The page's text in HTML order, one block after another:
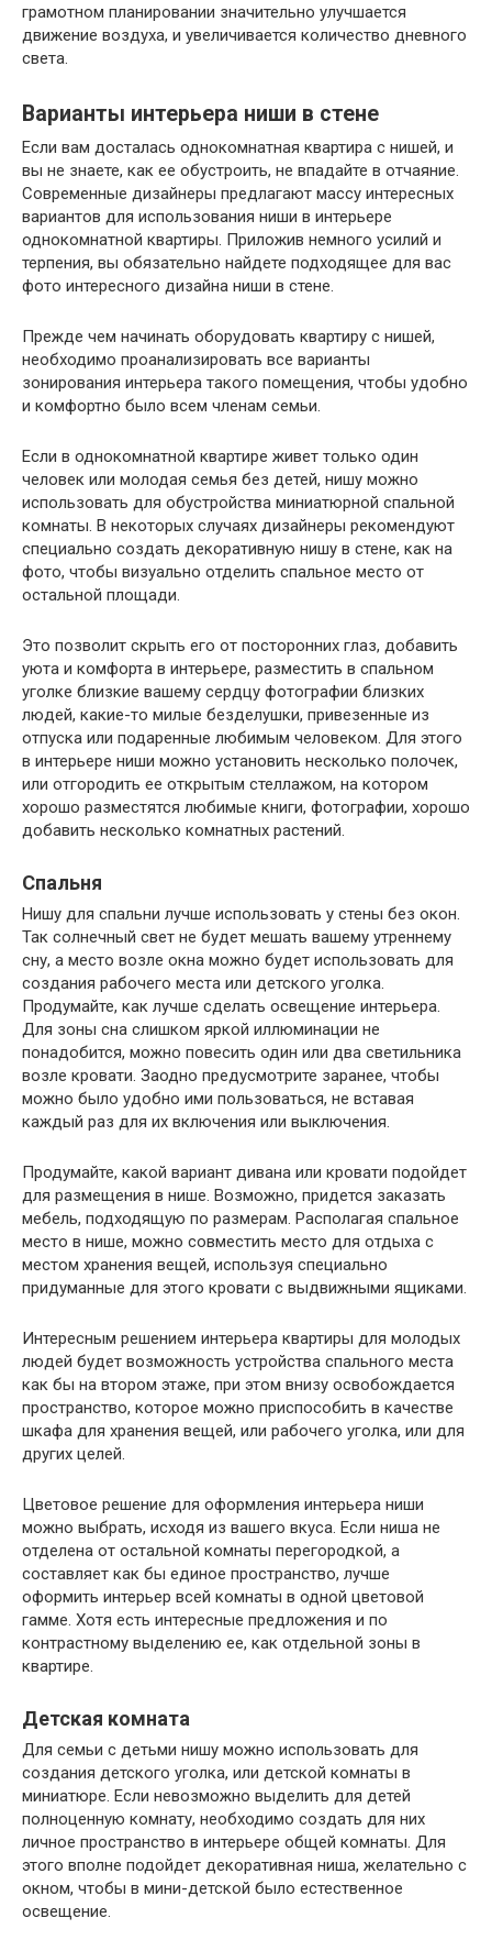
грамотном планировании значительно улучшается
движение воздуха, и увеличивается количество дневного
света.
Варианты интерьера ниши в стене
Если вам досталась однокомнатная квартира с нишей, и
вы не знаете, как ее обустроить, не впадайте в отчаяние.
Современные дизайнеры предлагают массу интересных
вариантов для использования ниши в интерьере
однокомнатной квартиры. Приложив немного усилий и
терпения, вы обязательно найдете подходящее для вас
фото интересного дизайна ниши в стене.
Прежде чем начинать оборудовать квартиру с нишей,
необходимо проанализировать все варианты
зонирования интерьера такого помещения, чтобы удобно
и комфортно было всем членам семьи.
Если в однокомнатной квартире живет только один
человек или молодая семья без детей, нишу можно
использовать для обустройства миниатюрной спальной
комнаты. В некоторых случаях дизайнеры рекомендуют
специально создать декоративную нишу в стене, как на
фото, чтобы визуально отделить спальное место от
остальной площади.
Это позволит скрыть его от посторонних глаз, добавить
уюта и комфорта в интерьере, разместить в спальном
уголке близкие вашему сердцу фотографии близких
людей, какие-то милые безделушки, привезенные из
отпуска или подаренные любимым человеком. Для этого
в интерьере ниши можно установить несколько полочек,
или отгородить ее открытым стеллажом, на котором
хорошо разместятся любимые книги, фотографии, хорошо
добавить несколько комнатных растений.
Спальня
Нишу для спальни лучше использовать у стены без окон.
Так солнечный свет не будет мешать вашему утреннему
сну, а место возле окна можно будет использовать для
создания рабочего места или детского уголка.
Продумайте, как лучше сделать освещение интерьера.
Для зоны сна слишком яркой иллюминации не
понадобится, можно повесить один или два светильника
возле кровати. Заодно предусмотрите заранее, чтобы
можно было удобно ими пользоваться, не вставая
каждый раз для их включения или выключения.
Продумайте, какой вариант дивана или кровати подойдет
для размещения в нише. Возможно, придется заказать
мебель, подходящую по размерам. Располагая спальное
место в нише, можно совместить место для отдыха с
местом хранения вещей, используя специально
придуманные для этого кровати с выдвижными ящиками.
Интересным решением интерьера квартиры для молодых
людей будет возможность устройства спального места
как бы на втором этаже, при этом внизу освобождается
пространство, которое можно приспособить в качестве
шкафа для хранения вещей, или рабочего уголка, или для
других целей.
Цветовое решение для оформления интерьера ниши
можно выбрать, исходя из вашего вкуса. Если ниша не
отделена от остальной комнаты перегородкой, а
составляет как бы единое пространство, лучше
оформить интерьер всей комнаты в одной цветовой
гамме. Хотя есть интересные предложения и по
контрастному выделению ее, как отдельной зоны в
квартире.
Детская комната
Для семьи с детьми нишу можно использовать для
создания детского уголка, или детской комнаты в
миниатюре. Если невозможно выделить для детей
полноценную комнату, необходимо создать для них
личное пространство в интерьере общей комнаты. Для
этого вполне подойдет декоративная ниша, желательно с
окном, чтобы в мини-детской было естественное
освещение.